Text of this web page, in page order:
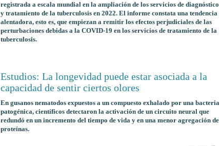
registrada a escala mundial en la ampliación de los servicios de diagnóstico
y tratamiento de la tuberculosis en 2022. El informe constata una tendencia
alentadora, esto es, que empiezan a remitir los efectos perjudiciales de las
perturbaciones debidas a la COVID-19 en los servicios de tratamiento de la
tuberculosis.
Estudios: La longevidad puede estar asociada a la
capacidad de sentir ciertos olores
En gusanos nematodos expuestos a un compuesto exhalado por una bacteria
patogénica, científicos detectaron la activación de un circuito neural que
redundó en un incremento del tiempo de vida y en una menor agregación de
proteínas.